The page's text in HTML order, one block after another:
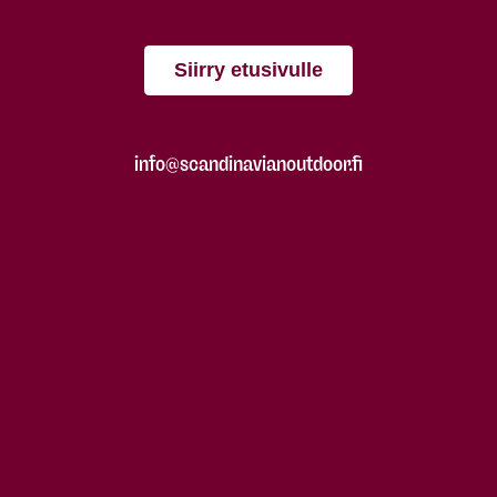
Siirry etusivulle
info@scandinavianoutdoor.fi